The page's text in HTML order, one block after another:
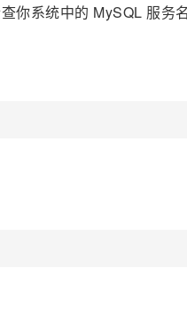
你系统中的 MySQL 服务